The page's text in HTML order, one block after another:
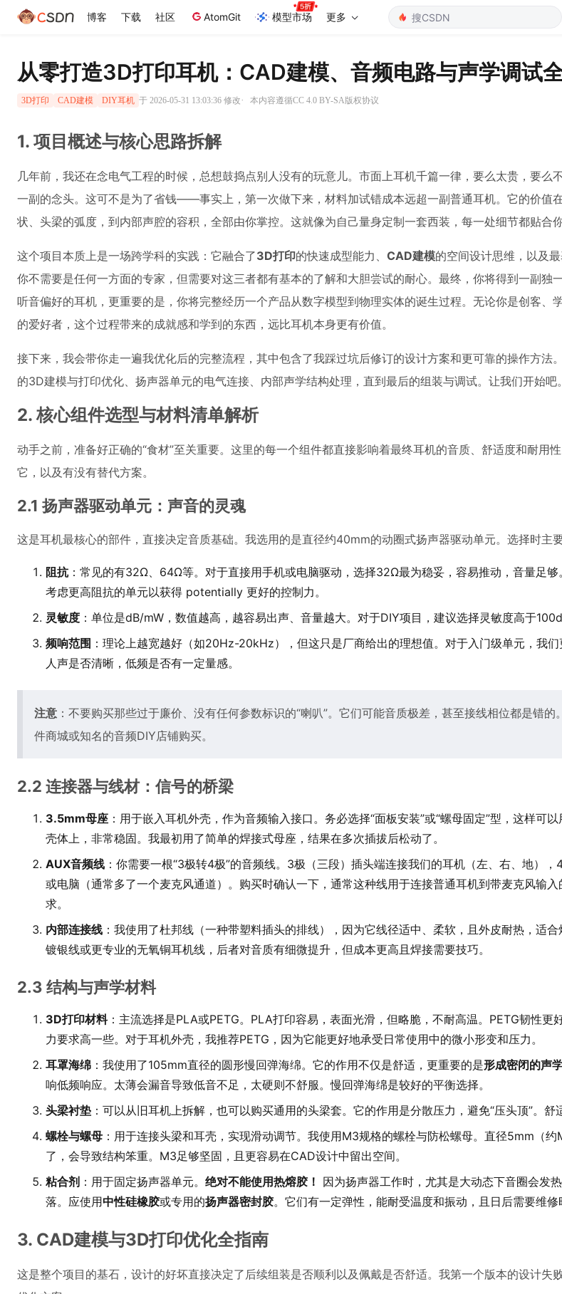
博客 下载 社区 AtomGit 模型市场 更多
从零打造3D打印耳机：CAD建模、音频电路与声学调试
3D打印 CAD建模 DIY耳机 于 2026-05-31 13:03:36 修改· 本内容遵循CC 4.0 BY-SA版权协议
1. 项目概述与核心思路拆解
几年前，我还在念电气工程的时候，总想鼓捣点别人没有的玩意儿。市面上耳机千篇一律，要么太贵，要么
一副的念头。这可不是为了省钱——事实上，第一次做下来，材料加试错成本远超一副普通耳机。它的价值
状、头梁的弧度，到内部声腔的容积，全部由你掌控。这就像为自己量身定制一套西装，每一处细节都贴合你
这个项目本质上是一场跨学科的实践：它融合了3D打印的快速成型能力、 CAD建模的空间设计思维，以及
你不需要是任何一方面的专家，但需要对这三者都有基本的了解和大胆尝试的耐心。最终，你将得到一副独
听音偏好的耳机，更重要的是，你将完整经历一个产品从数字模型到物理实体的诞生过程。无论你是创客、
的爱好者，这个过程带来的成就感和学到的东西，远比耳机本身更有价值。
接下来，我会带你走一遍我优化后的完整流程，其中包含了我踩过坑后修订的设计方案和更可靠的操作方法
的3D建模与打印优化、扬声器单元的电气连接、内部声学结构处理，直到最后的组装与调试。让我们开始吧。
2. 核心组件选型与材料清单解析
动手之前，准备好正确的“食材”至关重要。这里的每一个组件都直接影响着最终耳机的音质、舒适度和耐用
它，以及有没有替代方案。
2.1 扬声器驱动单元：声音的灵魂
这是耳机最核心的部件，直接决定音质基础。我选用的是直径约40mm的动圈式扬声器驱动单元。选择时主
阻抗：常见的有32Ω、64Ω等。对于直接用手机或电脑驱动，选择32Ω最为稳妥，容易推动，音量足够
考虑更高阻抗的单元以获得 potentially 更好的控制力。
灵敏度 ：单位是dB/mW，数值越高，越容易出声、音量越大。对于DIY项目，建议选择灵敏度高于
频响范围 ：理论上越宽越好（如20Hz-20kHz），但这只是厂商给出的理想值。对于入门级单元，我
人声是否清晰，低频是否有一定量感。
注意 ：不要购买那些过于廉价、没有任何参数标识的“喇叭”。它们可能音质极差，甚至接线相位都是错
件商城或知名的音频DIY店铺购买。
2.2 连接器与线材：信号的桥梁
3.5mm母座 ：用于嵌入耳机外壳，作为音频输入接口。务必选择“面板安装”或“螺母固定”型，这样可
壳体上，非常稳固。我最初用了简单的焊接式母座，结果在多次插拔后松动了。
AUX音频线 ：你需要一根“3极转4极”的音频线。3极（三段）插头端连接我们的耳机（左、右、地）
或电脑（通常多了一个麦克风通道）。购买时确认一下，通常这种线用于连接普通耳机到带麦克风输
求。
内部连接线 ：我使用了杜邦线（一种带塑料插头的排线），因为它线径适中、柔软，且外皮耐热，适
镀银线或更专业的无氧铜耳机线，后者对音质有细微提升，但成本更高且焊接需要技巧。
2.3 结构与声学材料
3D打印材料：主流选择是PLA或PETG。PLA打印容易，表面光滑，但略脆，不耐高温。PETG韧性更
力要求高一些。对于耳机外壳，我推荐PETG，因为它能更好地承受日常使用中的微小形变和压力。
耳罩海绵 ：我使用了105mm直径的圆形慢回弹海绵。它的作用不仅是舒适，更重要的是形成密闭的声
响低频响应。太薄会漏音导致低音不足，太硬则不舒服。慢回弹海绵是较好的平衡选择。
头梁衬垫 ：可以从旧耳机上拆解，也可以购买通用的头梁套。它的作用是分散压力，避免“压头顶”。舒
螺栓与螺母 ：用于连接头梁和耳壳，实现滑动调节。我使用M3规格的螺栓与防松螺母。直径5mm（
了，会导致结构笨重。M3足够坚固，且更容易在CAD设计中留出空间。
粘合剂 ：用于固定扬声器单元。 绝对不能使用热熔胶！ 因为扬声器工作时，尤其是大动态下音圈会发
落。应使用中性硅橡胶或专用的扬声器密封胶。它们有一定弹性，能耐受温度和振动，且日后需要维修
3. CAD建模与3D打印优化全指南
这是整个项目的基石，设计的好坏直接决定了后续组装是否顺利以及佩戴是否舒适。我第一个版本的设计失